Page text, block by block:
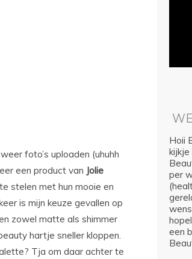
foto’s uploaden (uhuhh
een product van Jolie
stelen met hun mooie en
is mijn keuze gevallen op
zowel matte als shimmer
hartje sneller kloppen.
Tja om daar achter te
Hoii
kijkje
per
een